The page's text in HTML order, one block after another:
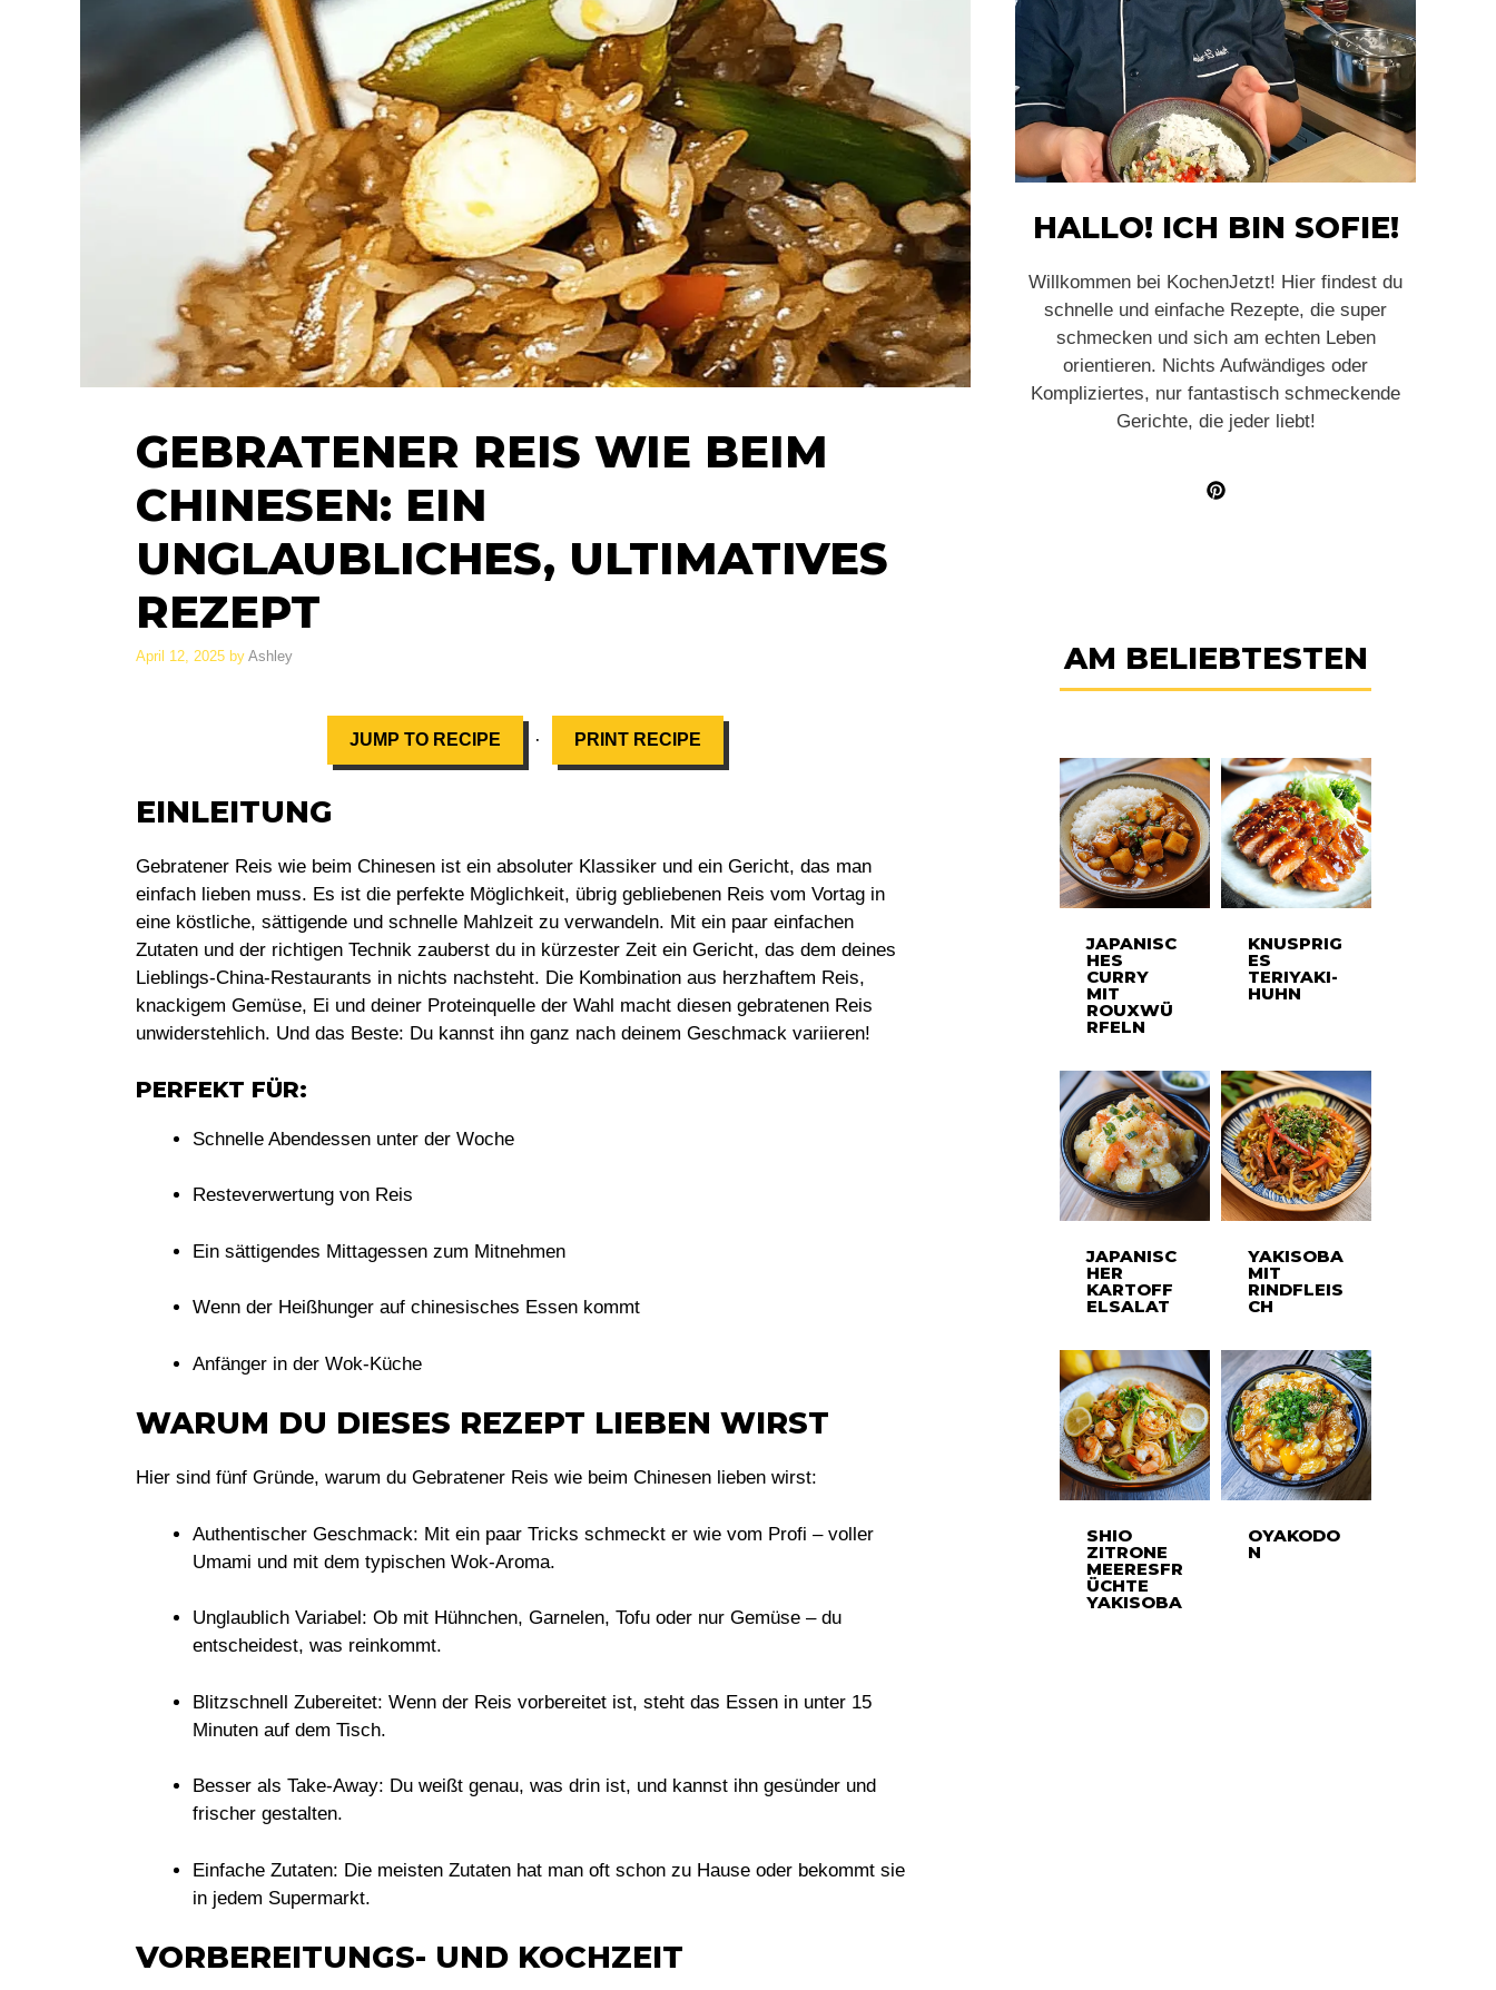
GEBRATENER REIS WIE BEIM
CHINESEN: EIN
UNGLAUBLICHES, ULTIMATIVES
REZEPT
April 12, 2025 by Ashley
JUMP TO RECIPE · PRINT RECIPE
EINLEITUNG
Gebratener Reis wie beim Chinesen ist ein absoluter Klassiker und ein Gericht, das man
einfach lieben muss. Es ist die perfekte Möglichkeit, übrig gebliebenen Reis vom Vortag in
eine köstliche, sättigende und schnelle Mahlzeit zu verwandeln. Mit ein paar einfachen
Zutaten und der richtigen Technik zauberst du in kürzester Zeit ein Gericht, das dem deines
Lieblings-China-Restaurants in nichts nachsteht. Die Kombination aus herzhaftem Reis,
knackigem Gemüse, Ei und deiner Proteinquelle der Wahl macht diesen gebratenen Reis
unwiderstehlich. Und das Beste: Du kannst ihn ganz nach deinem Geschmack variieren!
PERFEKT FÜR:
Schnelle Abendessen unter der Woche
Resteverwertung von Reis
Ein sättigendes Mittagessen zum Mitnehmen
Wenn der Heißhunger auf chinesisches Essen kommt
Anfänger in der Wok-Küche
WARUM DU DIESES REZEPT LIEBEN WIRST
Hier sind fünf Gründe, warum du Gebratener Reis wie beim Chinesen lieben wirst:
Authentischer Geschmack: Mit ein paar Tricks schmeckt er wie vom Profi – voller
Umami und mit dem typischen Wok-Aroma.
Unglaublich Variabel: Ob mit Hühnchen, Garnelen, Tofu oder nur Gemüse – du
entscheidest, was reinkommt.
Blitzschnell Zubereitet: Wenn der Reis vorbereitet ist, steht das Essen in unter 15
Minuten auf dem Tisch.
Besser als Take-Away: Du weißt genau, was drin ist, und kannst ihn gesünder und
frischer gestalten.
Einfache Zutaten: Die meisten Zutaten hat man oft schon zu Hause oder bekommt sie
in jedem Supermarkt.
VORBEREITUNGS- UND KOCHZEIT
HALLO! ICH BIN SOFIE!
Willkommen bei KochenJetzt! Hier findest du
schnelle und einfache Rezepte, die super
schmecken und sich am echten Leben
orientieren. Nichts Aufwändiges oder
Kompliziertes, nur fantastisch schmeckende
Gerichte, die jeder liebt!
AM BELIEBTESTEN
JAPANISC
HES
CURRY
MIT
ROUXWÜ
RFELN
KNUSPRIG
ES
TERIYAKI-
HUHN
JAPANISC
HER
KARTOFF
ELSALAT
YAKISOBA
MIT
RINDFLEIS
CH
SHIO
ZITRONE
MEERESFR
ÜCHTE
YAKISOBA
OYAKODO
N